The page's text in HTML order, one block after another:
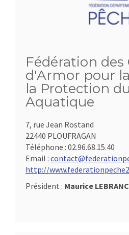
Fédération des
d'Armor pour
la Protection
Aquatique
7, rue Jean Rostand
22440 PLOUFRAGAN
Téléphone : 02.96.68.15.40
Email :
http://
Président : Maurice